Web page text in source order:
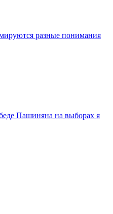
разные понимания
Пашиняна на выборах я